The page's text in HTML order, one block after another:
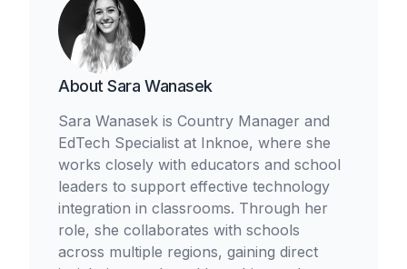
About Sara Wanasek
Sara Wanasek is Country Manager and
EdTech Specialist at Inknoe, where she
works closely with educators and school
leaders to support effective technology
integration in classrooms. Through her
role, she collaborates with schools
across multiple regions, gaining direct